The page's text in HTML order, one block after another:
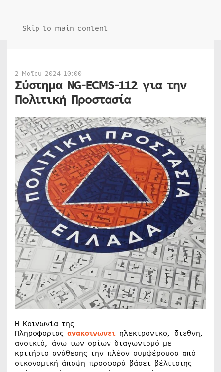
Skip to main content
2 Μαΐου 2024 10:00
Σύστημα NG-ECMS-112 για την
Πολιτική Προστασία
Η Κοινωνία της
Πληροφορίας ανακοινώνει ηλεκτρονικό, διεθνή,
ανοικτό, άνω των ορίων διαγωνισμό με
κριτήριο ανάθεσης την πλέον συμφέρουσα από
οικονομική άποψη προσφορά βάσει βέλτιστης